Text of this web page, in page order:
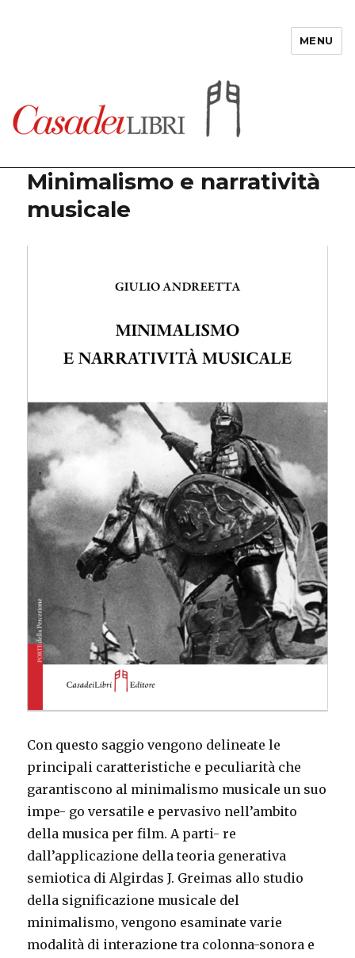
MENU
Minimalismo e narratività
musicale
Con questo saggio vengono delineate le
principali caratteristiche e peculiarità che
garantiscono al minimalismo musicale un suo
impe- go versatile e pervasivo nell’ambito
della musica per film. A parti- re
dall’applicazione della teoria generativa
semiotica di Algirdas J. Greimas allo studio
della significazione musicale del
minimalismo, vengono esaminate varie
modalità di interazione tra colonna-sonora e